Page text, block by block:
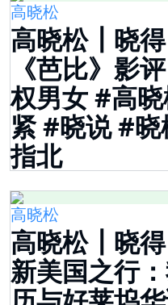
高晓松
高晓松┃晓
《芭比》影
权男女 #高
紧 #晓说 #
指北
高晓松
高晓松┃晓
新美国之行